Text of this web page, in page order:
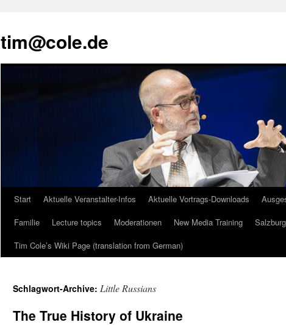
tim@cole.de
Start Aktuelle Veranstalter-Infos Aktuelle Vortrags-Downloads
Familie
Lecture topics Moderationen New Media Training
Tim Cole’s Wiki Page (translation from German)
Schlagwort-Archive: Little Russians
The True History of Ukraine